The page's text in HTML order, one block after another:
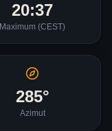
20:37
Maximum (CEST)
285°
Azimut